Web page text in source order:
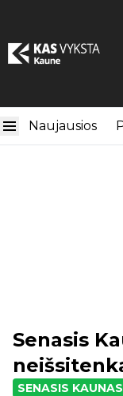
Naujausios
Senasis
SENASIS KAUNAS